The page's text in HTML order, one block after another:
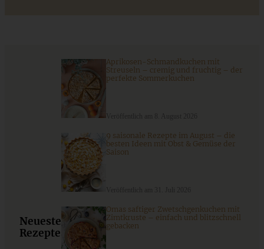
Zitronen-Mohn-Donuts
Neueste
Rezepte
Aprikosen-Schmandkuchen mit
Streuseln – cremig und fruchtig – der
perfekte Sommerkuchen
Veröffentlich am 8. August 2026
9 saisonale Rezepte im August – die
besten Ideen mit Obst & Gemüse der
Saison
Omas saftiger Zwetschgenkuchen mit
Zimtkruste – einfach und blitzschnell
gebacken